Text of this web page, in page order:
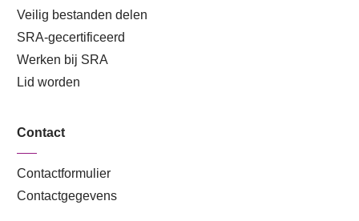
Veilig bestanden delen
SRA-gecertificeerd
Werken bij SRA
Lid worden
Contact
Contactformulier
Contactgegevens